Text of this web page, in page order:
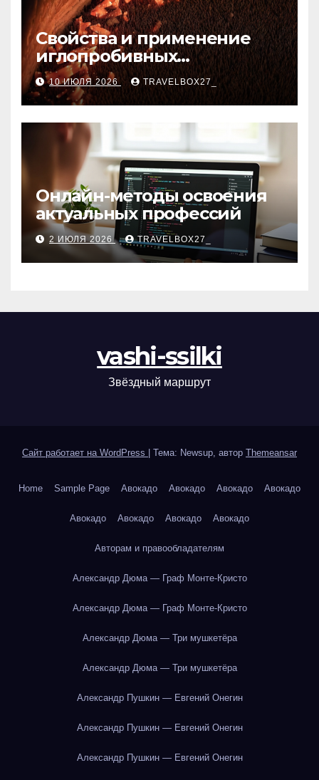
Свойства и применение
иглопробивных
базальтовых огнеупорных
матов
10 ИЮЛЯ 2026 TRAVELBOX27_
Онлайн-методы освоения
актуальных профессий
2 ИЮЛЯ 2026 TRAVELBOX27_
vashi-ssilki
Звёздный маршрут
Сайт работает на WordPress | Тема: Newsup, автор Themeansar
Home Sample Page Авокадо Авокадо Авокадо Авокадо
Авокадо Авокадо Авокадо Авокадо
Авторам и правообладателям
Александр Дюма — Граф Монте-Кристо
Александр Дюма — Граф Монте-Кристо
Александр Дюма — Три мушкетёра
Александр Дюма — Три мушкетёра
Александр Пушкин — Евгений Онегин
Александр Пушкин — Евгений Онегин
Александр Пушкин — Евгений Онегин